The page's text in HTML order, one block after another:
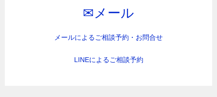
✉︎メール
メールによるご相談予約・お問合せ
LINEによるご相談予約